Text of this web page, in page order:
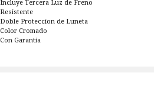
Incluye Tercera Luz de Freno
Resistente
Doble Proteccion de Luneta
Color Cromado
Con Garantia